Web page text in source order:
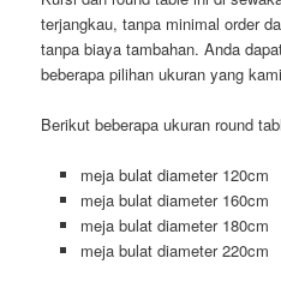
terjangkau, tanpa minimal order
tanpa biaya tambahan. Anda
beberapa pilihan ukuran yang
Berikut beberapa ukuran round
meja bulat diameter 120cm
meja bulat diameter 160cm
meja bulat diameter 180cm
meja bulat diameter 220cm